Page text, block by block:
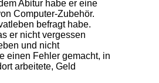
Abitur habe er eine
Computer-Zubehör.
befragt habe.
er nicht vergessen
und nicht
einen Fehler gemacht, in
arbeitete, Geld